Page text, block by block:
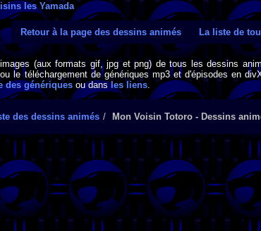
les Yamada
Retour à la page des dessins animés La liste de
(aux formats gif, jpg et png) de tous les dessins
le téléchargement de génériques mp3 et d'épisodes en
des génériques ou dansles liens
des dessins animés Mon Voisin Totoro - Dessins